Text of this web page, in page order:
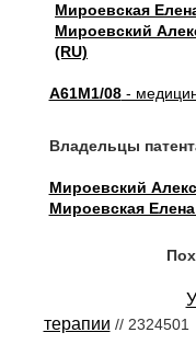
Мироевская
Мироевский
(RU)
A61M1/08-
Владельцы
Мироевский
Мироевская
терапии // 2324501